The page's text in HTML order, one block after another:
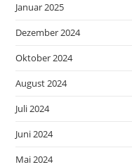
Januar 2025
Dezember 2024
Oktober 2024
August 2024
Juli 2024
Juni 2024
Mai 2024